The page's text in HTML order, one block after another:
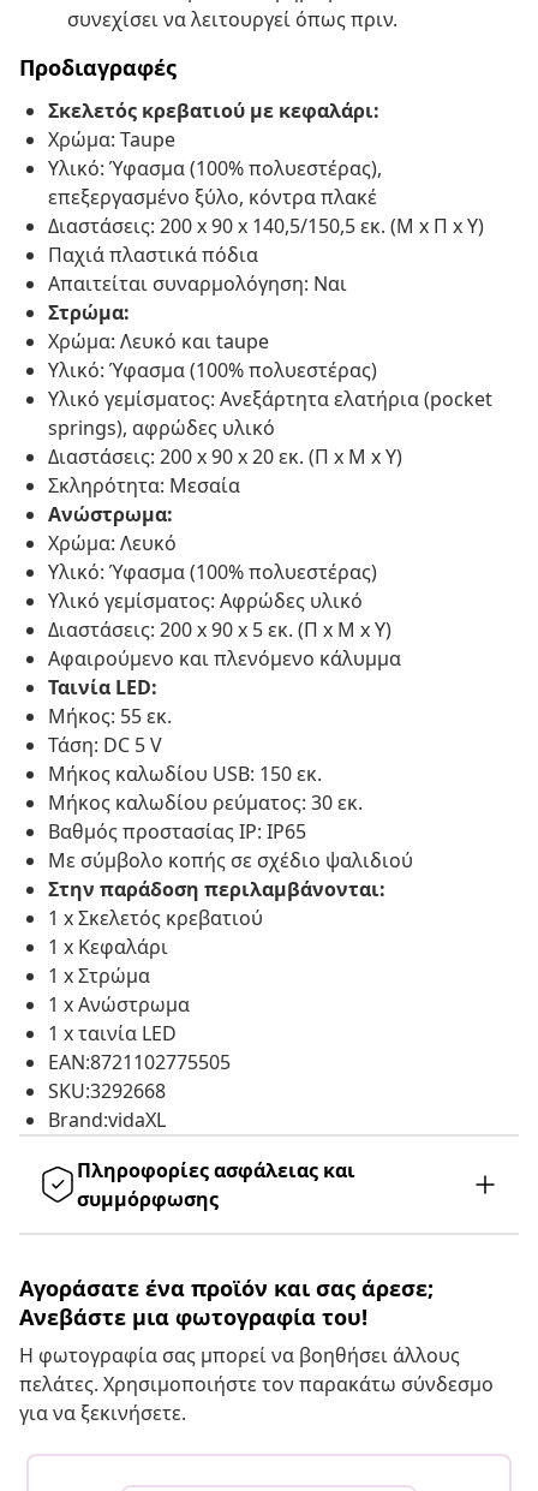
συνεχίσει να λειτουργεί όπως πριν.
Προδιαγραφές
Σκελετός κρεβατιού με κεφαλάρι:
Χρώμα: Taupe
Υλικό: Ύφασμα (100% πολυεστέρας),
επεξεργασμένο ξύλο, κόντρα πλακέ
Διαστάσεις: 200 x 90 x 140,5/150,5 εκ. (Μ x Π x Υ)
Παχιά πλαστικά πόδια
Απαιτείται συναρμολόγηση: Ναι
Στρώμα:
Χρώμα: Λευκό και taupe
Υλικό: Ύφασμα (100% πολυεστέρας)
Υλικό γεμίσματος: Ανεξάρτητα ελατήρια (pocket
springs), αφρώδες υλικό
Διαστάσεις: 200 x 90 x 20 εκ. (Π x Μ x Υ)
Σκληρότητα: Μεσαία
Ανώστρωμα:
Χρώμα: Λευκό
Υλικό: Ύφασμα (100% πολυεστέρας)
Υλικό γεμίσματος: Αφρώδες υλικό
Διαστάσεις: 200 x 90 x 5 εκ. (Π x Μ x Υ)
Αφαιρούμενο και πλενόμενο κάλυμμα
Ταινία LED:
Μήκος: 55 εκ.
Τάση: DC 5 V
Μήκος καλωδίου USB: 150 εκ.
Μήκος καλωδίου ρεύματος: 30 εκ.
Βαθμός προστασίας IP: IP65
Με σύμβολο κοπής σε σχέδιο ψαλιδιού
Στην παράδοση περιλαμβάνονται:
1 x Σκελετός κρεβατιού
1 x Κεφαλάρι
1 x Στρώμα
1 x Ανώστρωμα
1 x ταινία LED
EAN:8721102775505
SKU:3292668
Brand:vidaXL
Πληροφορίες ασφάλειας και
συμμόρφωσης
Αγοράσατε ένα προϊόν και σας άρεσε;
Ανεβάστε μια φωτογραφία του!
Η φωτογραφία σας μπορεί να βοηθήσει άλλους
πελάτες. Χρησιμοποιήστε τον παρακάτω σύνδεσμο
για να ξεκινήσετε.